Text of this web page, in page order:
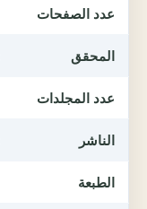
عدد الصفحات
المحقق
عدد المجلدات
الناشر
الطبعة